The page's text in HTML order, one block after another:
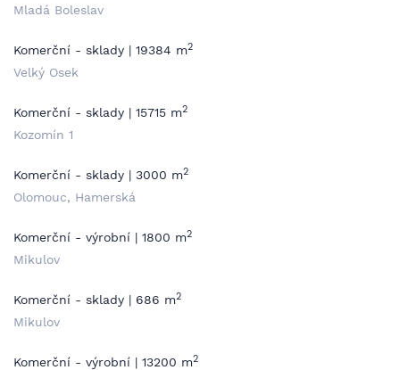
Mladá Boleslav
Komerční - sklady | 19384 m2
Velký Osek
Komerční - sklady | 15715 m2
Kozomín 1
Komerční - sklady | 3000 m2
Olomouc, Hamerská
Komerční - výrobní | 1800 m2
Mikulov
Komerční - sklady | 686 m2
Mikulov
Komerční - výrobní | 13200 m2